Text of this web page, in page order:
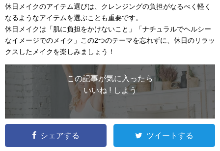
休日メイクのアイテム選びは、クレンジングの負担がなるべく軽く
なるようなアイテムを選ぶことも重要です。
休日メイクは「肌に負担をかけないこと」「ナチュラルでヘルシー
なイメージでのメイク」この2つのテーマを忘れずに、休日のリラッ
クスしたメイクを楽しみましょう！
この記事が気に入ったら
いいね ! しよう
シェアする ツイートする